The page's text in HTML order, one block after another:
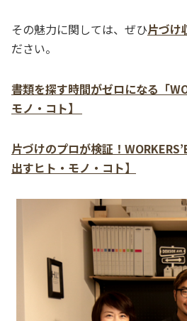
その魅力に関しては、ぜひ片づけ
ださい。
書類を探す時間がゼロになる「
モノ・コト】
片づけのプロが検証！
出すヒト・モノ・コト】